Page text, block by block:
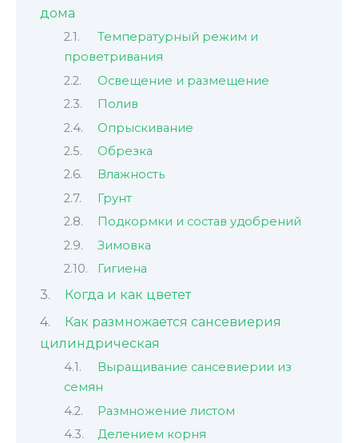
дома
Температурный режим и
проветривания
Освещение и размещение
Полив
Опрыскивание
Обрезка
Влажность
Грунт
Подкормки и состав удобрений
Зимовка
Гигиена
Когда и как цветет
Как размножается сансевиерия
цилиндрическая
Выращивание сансевиерии из
семян
Размножение листом
Делением корня